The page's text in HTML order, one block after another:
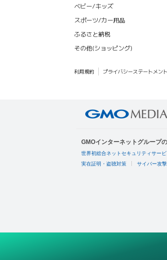
ベビー/キッズ
スポーツ/カー用品
ふるさと納税
その他(ショッピング)
利用規約 プライバシーステートメント
GMOインターネットグループ
世界初総合ネットセキュリティサー
実在証明・盗聴対策 サイバー攻